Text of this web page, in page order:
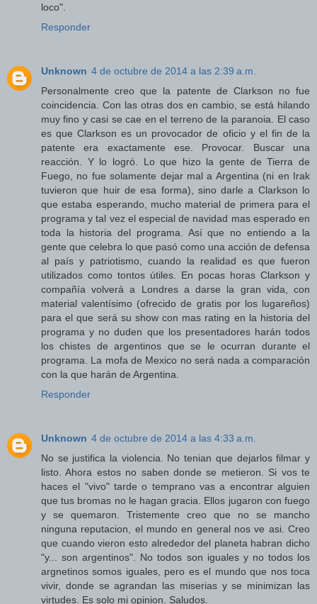
loco".
Responder
Unknown 4 de octubre de 2014 a las 2:39 a.m.
Personalmente creo que la patente de Clarkson no fue
coincidencia. Con las otras dos en cambio, se está hilando
muy fino y casi se cae en el terreno de la paranoia. El caso
es que Clarkson es un provocador de oficio y el fin de la
patente era exactamente ese. Provocar. Buscar una
reacción. Y lo logró. Lo que hizo la gente de Tierra de
Fuego, no fue solamente dejar mal a Argentina (ni en Irak
tuvieron que huir de esa forma), sino darle a Clarkson lo
que estaba esperando, mucho material de primera para el
programa y tal vez el especial de navidad mas esperado en
toda la historia del programa. Así que no entiendo a la
gente que celebra lo que pasó como una acción de defensa
al país y patriotismo, cuando la realidad es que fueron
utilizados como tontos útiles. En pocas horas Clarkson y
compañía volverá a Londres a darse la gran vida, con
material valentísimo (ofrecido de gratis por los lugareños)
para el que será su show con mas rating en la historia del
programa y no duden que los presentadores harán todos
los chistes de argentinos que se le ocurran durante el
programa. La mofa de Mexico no será nada a comparación
con la que harán de Argentina.
Responder
Unknown 4 de octubre de 2014 a las 4:33 a.m.
No se justifica la violencia. No tenian que dejarlos filmar y
listo. Ahora estos no saben donde se metieron. Si vos te
haces el "vivo" tarde o temprano vas a encontrar alguien
que tus bromas no le hagan gracia. Ellos jugaron con fuego
y se quemaron. Tristemente creo que no se mancho
ninguna reputacion, el mundo en general nos ve asi. Creo
que cuando vieron esto alrededor del planeta habran dicho
"y... son argentinos". No todos son iguales y no todos los
argnetinos somos iguales, pero es el mundo que nos toca
vivir, donde se agrandan las miserias y se minimizan las
virtudes. Es solo mi opinion. Saludos.